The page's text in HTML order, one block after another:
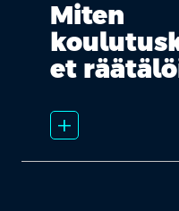
Miten
et
add_2